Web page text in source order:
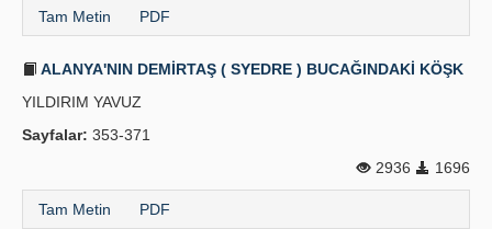
İletişim
Tam Metin PDF
ALANYA'NIN DEMİRTAŞ ( SYEDRE ) BUCAĞINDAKİ KÖŞK
YILDIRIM YAVUZ
Sayfalar: 353-371
2936
1696
Tam Metin PDF